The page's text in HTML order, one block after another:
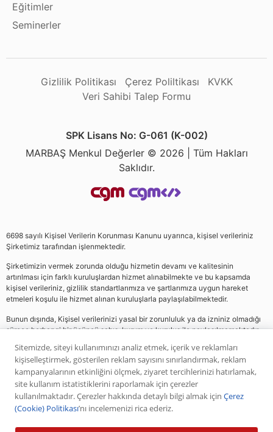
Eğitimler
Seminerler
Gizlilik Politikası Çerez Poliltikası
KVKK
Veri Sahibi Talep Formu
SPK Lisans No: G-061 (K-002)
MARBAŞ Menkul Değerler © 2026 | Tüm Hakları
Saklıdır.
6698 sayılı Kişisel Verilerin Korunması Kanunu uyarınca, kişisel verileriniz
Şirketimiz tarafından işlenmektedir.
Şirketimizin vermek zorunda olduğu hizmetin devamı ve kalitesinin
artırılması için farklı kuruluşlardan hizmet alınabilmekte ve bu kapsamda
kişisel verileriniz, gizlilik standartlarımıza ve şartlarımıza uygun hareket
etmeleri koşulu ile hizmet alınan kuruluşlarla paylaşılabilmektedir.
Bunun dışında, Kişisel verilerinizi yasal bir zorunluluk ya da izniniz olmadığı
sürece herhangi bir üçüncü şahıs, kurum ve kuruluş ile paylaşılmamaktadır.
Web sitemizde yer alan analiz, yorum ve tavsiyeler yatırım danışmanlığı
kapsamında değildir. Bu tavsiyeler genel nitelikte olup, özel olarak sizin mali
durumunuz ile risk ve getiri tercihlerinize uygun olarak hazırlanmamıştır. Bu
nedenle, sadece burada yer alan bilgilere dayanılarak yatırım kararı verilmesi
beklentilerinize uygun sonuçlar doğurmayabilir. Yapılan tüm yorumlar
Sitemizde, siteyi kullanımınızı analiz etmek, içerik ve reklamları
kişiselleştirmek, gösterilen reklam sayısını sınırlandırmak, reklam
kampanyalarının etkinliğini ölçmek, ziyaret tercihlerinizi hatırlamak,
site kullanım istatistiklerini raporlamak için çerezler
kullanılmaktadır. Çerezler hakkında detaylı bilgi almak için Çerez
(Cookie) Politikası’nı incelemenizi rica ederiz.